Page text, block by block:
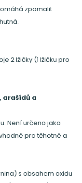
zpomalit
2 lžičky (1 lžičku pro
arašídů a
Není určeno jako
pro těhotné a
s obsahem oxidu